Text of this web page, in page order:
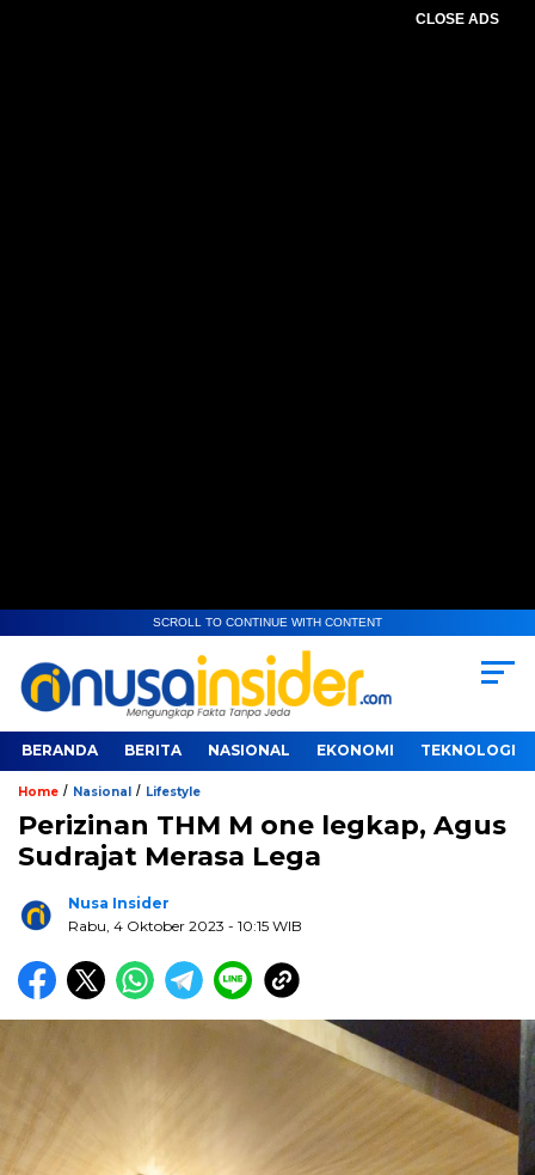
CLOSE ADS
SCROLL TO CONTINUE WITH CONTENT
BERANDA BERITA NASIONAL EKONOMI TEKNOLOGI
Home / Nasional / Lifestyle
Perizinan THM M one legkap, Agus
Sudrajat Merasa Lega
Nusa Insider
Rabu, 4 Oktober 2023 - 10:15 WIB